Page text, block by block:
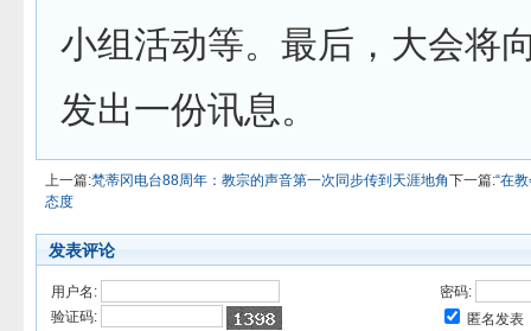
小组活动等。最后，大会将
发出一份讯息。
上一篇:梵蒂冈电台88周年：教宗的声音第一次同步传到天涯地角下一篇:“在
态度
发表评论
用户名:
密码:
验证码:
匿名发表